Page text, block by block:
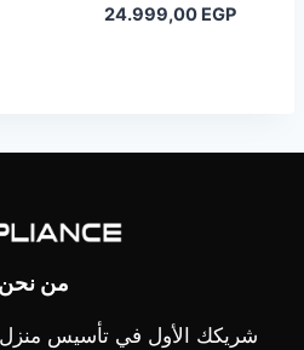
الأصلي24.999,00 EGP
السعر
من نحن
شريكك الأول في تأسيس منزل